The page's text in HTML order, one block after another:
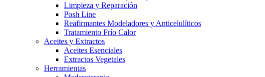
Limpieza y Reparación
Posh Line
Reafirmantes Modeladores y Anticelulíticos
Tratamiento Frío Calor
Aceites y Extractos
Aceites Esenciales
Extractos Vegetales
Herramientas